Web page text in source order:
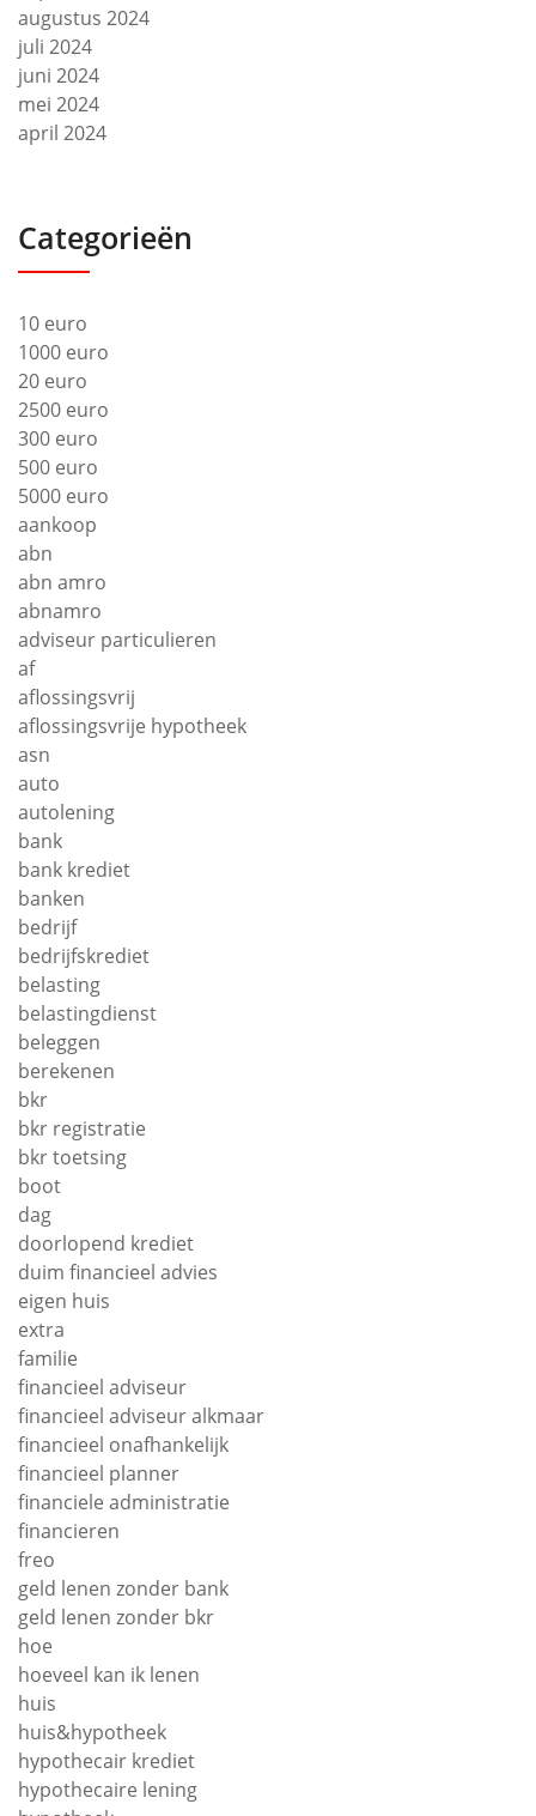
augustus 2024
juli 2024
juni 2024
mei 2024
april 2024
Categorieën
10 euro
1000 euro
20 euro
2500 euro
300 euro
500 euro
5000 euro
aankoop
abn
abn amro
abnamro
adviseur particulieren
af
aflossingsvrij
aflossingsvrije hypotheek
asn
auto
autolening
bank
bank krediet
banken
bedrijf
bedrijfskrediet
belasting
belastingdienst
beleggen
berekenen
bkr
bkr registratie
bkr toetsing
boot
dag
doorlopend krediet
duim financieel advies
eigen huis
extra
familie
financieel adviseur
financieel adviseur alkmaar
financieel onafhankelijk
financieel planner
financiele administratie
financieren
freo
geld lenen zonder bank
geld lenen zonder bkr
hoe
hoeveel kan ik lenen
huis
huis&hypotheek
hypothecair krediet
hypothecaire lening